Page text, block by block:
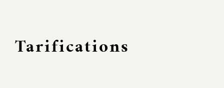
Tarifications